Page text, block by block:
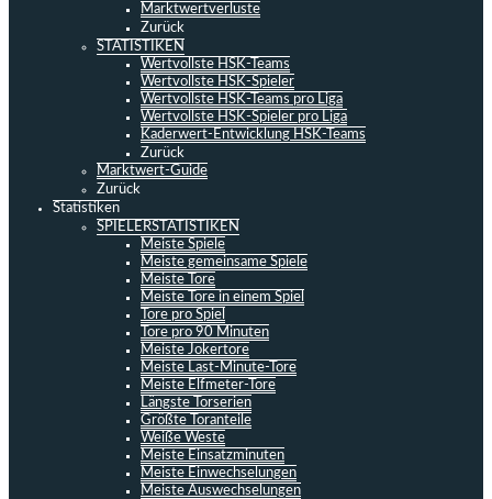
Marktwertverluste
Zurück
STATISTIKEN
Wertvollste HSK-Teams
Wertvollste HSK-Spieler
Wertvollste HSK-Teams pro Liga
Wertvollste HSK-Spieler pro Liga
Kaderwert-Entwicklung HSK-Teams
Zurück
Marktwert-Guide
Zurück
Statistiken
SPIELERSTATISTIKEN
Meiste Spiele
Meiste gemeinsame Spiele
Meiste Tore
Meiste Tore in einem Spiel
Tore pro Spiel
Tore pro 90 Minuten
Meiste Jokertore
Meiste Last-Minute-Tore
Meiste Elfmeter-Tore
Längste Torserien
Größte Toranteile
Weiße Weste
Meiste Einsatzminuten
Meiste Einwechselungen
Meiste Auswechselungen